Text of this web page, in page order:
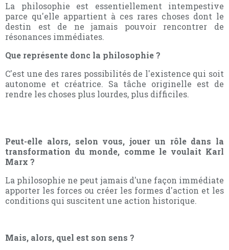
La philosophie est essentiellement intempestive
parce qu'elle appartient à ces rares choses dont le
destin est de ne jamais pouvoir rencontrer de
résonances immédiates.
Que représente donc la philosophie ?
C'est une des rares possibilités de l'existence qui soit
autonome et créatrice. Sa tâche originelle est de
rendre les choses plus lourdes, plus difficiles.
Peut-elle alors, selon vous, jouer un rôle dans la
transformation du monde, comme le voulait Karl
Marx ?
La philosophie ne peut jamais d'une façon immédiate
apporter les forces ou créer les formes d'action et les
conditions qui suscitent une action historique.
Mais, alors, quel est son sens ?